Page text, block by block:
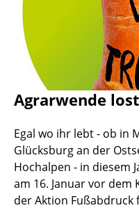
Agrarwende
Egal wo ihr lebt - ob in
Glücksburg an der
Hochalpen - in diesem
am 16. Januar vor
der Aktion Fußabdruck